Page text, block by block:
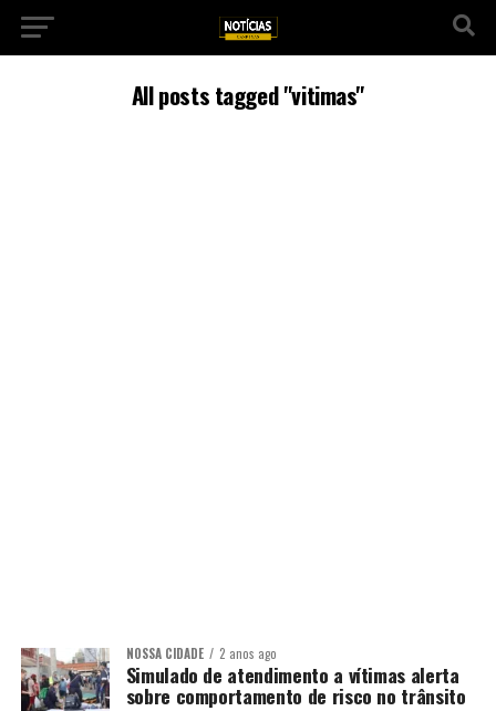
All posts tagged "vitimas"
NOSSA CIDADE 2 anos ago
Simulado de atendimento a vítimas alerta
sobre comportamento de risco no trânsito